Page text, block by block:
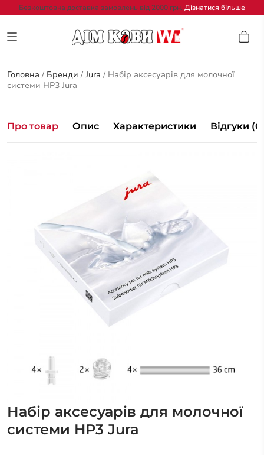
Безкоштовна доставка замовлень від 2000 грн. Дізнатися більше
Головна / Бренди / Jura / Набір аксесуарів для молочної
системи HP3 Jura
Про товар Опис Характеристики Відгуки
Набір аксесуарів для молочної
системи HP3 Jura